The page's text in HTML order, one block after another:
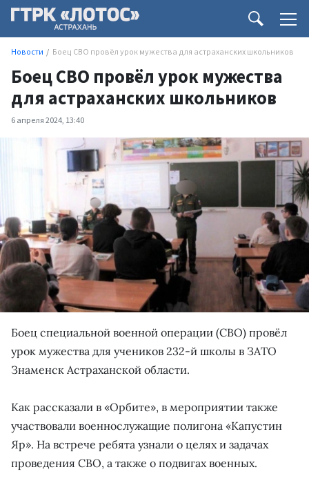
Новости Боец СВО провёл урок мужества для астраханских школьников
Боец СВО провёл урок мужества
для астраханских школьников
6 апреля 2024, 13:40
Боец специальной военной операции (СВО) провёл
урок мужества для учеников 232-й школы в ЗАТО
Знаменск Астраханской области.
Как рассказали в «Орбите», в мероприятии также
участвовали военнослужащие полигона «Капустин
Яр». На встрече ребята узнали о целях и задачах
проведения СВО, а также о подвигах военных.